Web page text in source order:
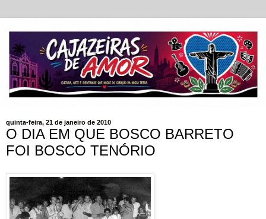
quinta-feira, 21 de janeiro de 2010
O DIA EM QUE BOSCO BARRETO
FOI BOSCO TENÓRIO